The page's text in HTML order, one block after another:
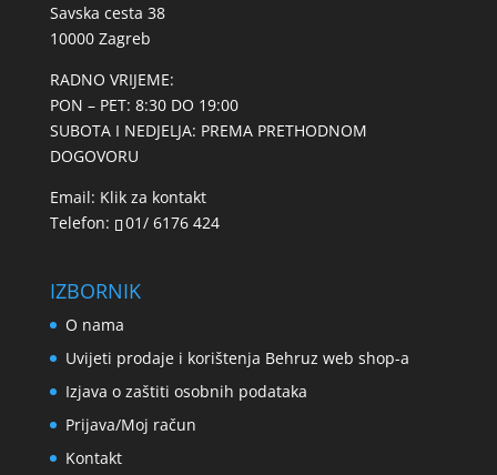
Savska cesta 38
10000 Zagreb
RADNO VRIJEME:
PON – PET: 8:30 DO 19:00
SUBOTA I NEDJELJA: PREMA PRETHODNOM
DOGOVORU
Email: Klik za kontakt
Telefon:
01/ 6176 424
IZBORNIK
O nama
Uvijeti prodaje i korištenja Behruz web shop-a
Izjava o zaštiti osobnih podataka
Prijava/Moj račun
Kontakt